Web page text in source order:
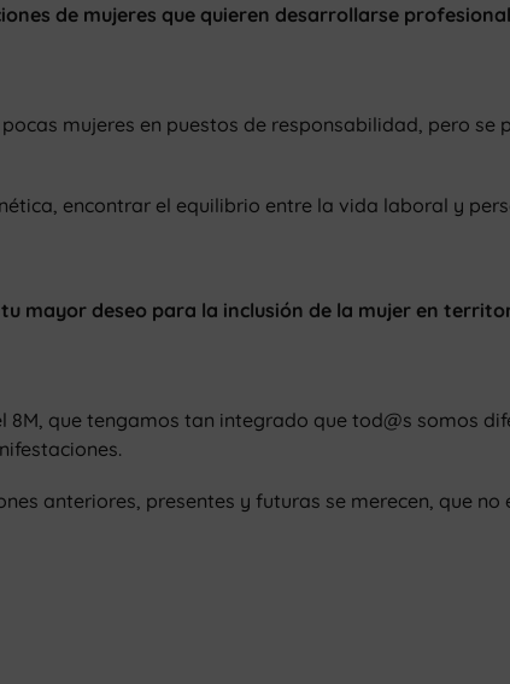
de mujeres que quieren desarrollarse
mujeres en puestos de responsabilidad, pero se
encontrar el equilibrio entre la vida laboral y
mayor deseo para la inclusión de la mujer en
que tengamos tan integrado que tod@s somos
anteriores, presentes y futuras se merecen, que